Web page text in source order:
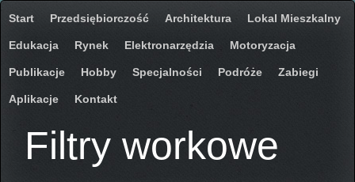
Start Przedsiębiorczość Architektura Lokal Mieszkalny
Edukacja Rynek Elektronarzędzia Motoryzacja
Publikacje Hobby Specjalności Podróże Zabiegi
Aplikacje Kontakt
Filtry workowe